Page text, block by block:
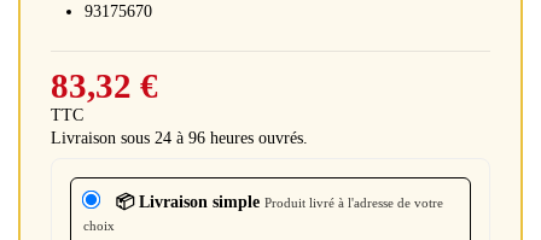
93175670
83,32 €
TTC
Livraison sous 24 à 96 heures ouvrés.
📦 Livraison simple Produit livré à l'adresse de votre
choix